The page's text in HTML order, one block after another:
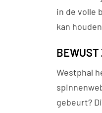
in de volle
kan
BEWUST
Westphal
gebeurt?